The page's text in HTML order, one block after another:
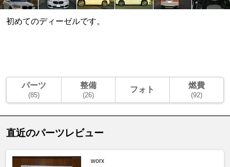
初めてのディーゼルです。
パーツ
(85)
整備
(26)
フォト 燃費
(92)
直近のパーツレビュー
worx